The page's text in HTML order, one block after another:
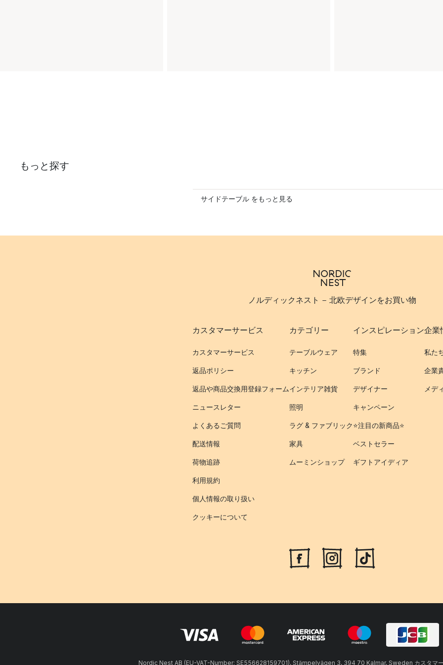
もっと探す
サイドテーブル をもっと見る
ノルディックネスト - 北欧デザインをお買い物
カスタマーサービス
カスタマーサービス
返品ポリシー
返品や商品交換用登録フォーム
ニュースレター
よくあるご質問
配送情報
荷物追跡
利用規約
個人情報の取り扱い
クッキーについて
カテゴリー
テーブルウェア
キッチン
インテリア雑貨
照明
ラグ & ファブリック
家具
ムーミンショップ
インスピレーション
特集
ブランド
デザイナー
キャンペーン
⭐️注目の新商品⭐️
ベストセラー
ギフトアイディア
企業
私た
企業
メデ
Nordic Nest AB (EU-VAT-Number: SE556628159701), Stämpelvägen 3, 394 70 Kalmar, Sweden カスタマ